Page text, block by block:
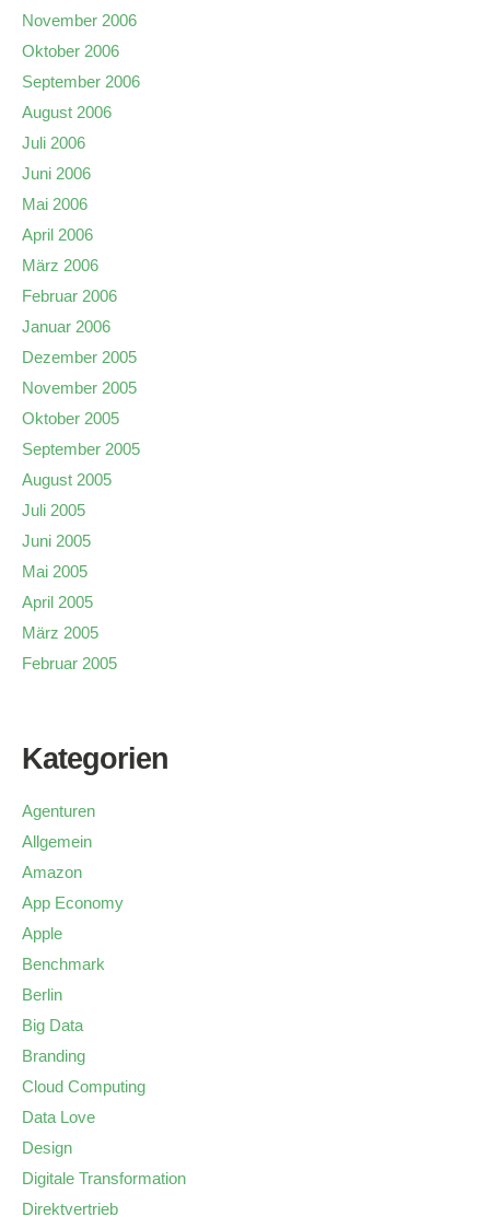
November 2006
Oktober 2006
September 2006
August 2006
Juli 2006
Juni 2006
Mai 2006
April 2006
März 2006
Februar 2006
Januar 2006
Dezember 2005
November 2005
Oktober 2005
September 2005
August 2005
Juli 2005
Juni 2005
Mai 2005
April 2005
März 2005
Februar 2005
Kategorien
Agenturen
Allgemein
Amazon
App Economy
Apple
Benchmark
Berlin
Big Data
Branding
Cloud Computing
Data Love
Design
Digitale Transformation
Direktvertrieb